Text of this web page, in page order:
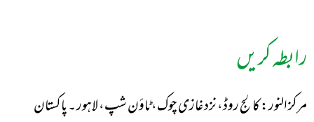
رابطہ کریں
مرکز النور: کالج روڈ، نزد غازی چوک، ٹاؤن شپ، لاہور ۔ پاکستان